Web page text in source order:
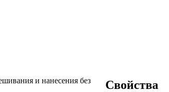
и нанесения без
Свойства